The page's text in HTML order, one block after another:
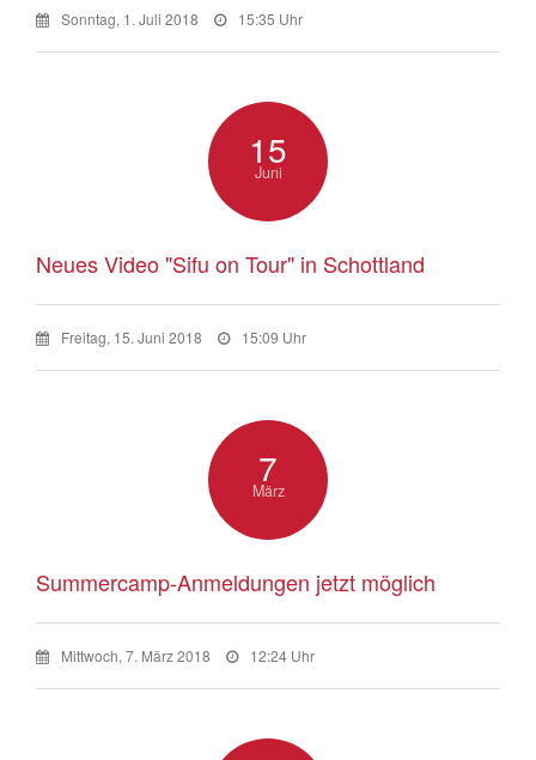
Sonntag, 1. Juli 2018 15:35 Uhr
15
Juni
Neues Video "Sifu on Tour" in Schottland
Freitag, 15. Juni 2018 15:09 Uhr
7
März
Summercamp-Anmeldungen jetzt möglich
Mittwoch, 7. März 2018 12:24 Uhr